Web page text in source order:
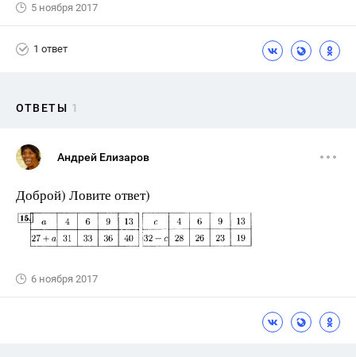
5 ноября 2017
1 ответ
ОТВЕТЫ 1
Андрей Елизаров
Доброй) Ловите ответ)
6 ноября 2017